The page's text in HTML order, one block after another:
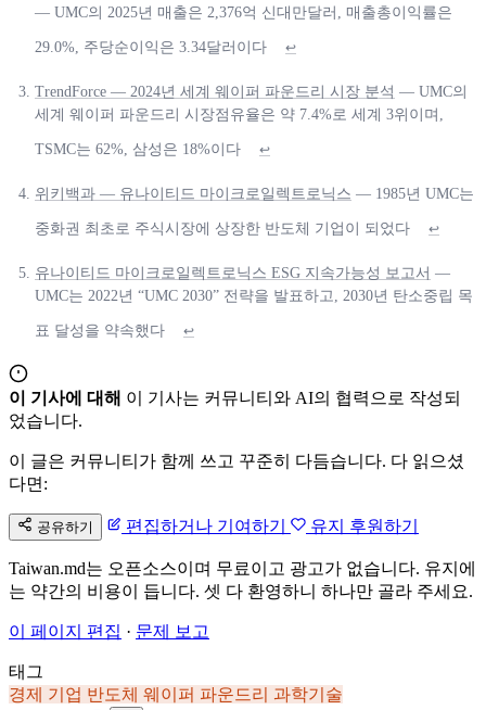
— UMC의 2025년 매출은 2,376억 신대만달러, 매출총이익률은
29.0%, 주당순이익은 3.34달러이다 ↩
TrendForce — 2024년 세계 웨이퍼 파운드리 시장 분석 — UMC의
세계 웨이퍼 파운드리 시장점유율은 약 7.4%로 세계 3위이며,
TSMC는 62%, 삼성은 18%이다 ↩
위키백과 — 유나이티드 마이크로일렉트로닉스 — 1985년 UMC는
중화권 최초로 주식시장에 상장한 반도체 기업이 되었다 ↩
유나이티드 마이크로일렉트로닉스 ESG 지속가능성 보고서 —
UMC는 2022년 “UMC 2030” 전략을 발표하고, 2030년 탄소중립 목
표 달성을 약속했다 ↩
이 기사에 대해 이 기사는 커뮤니티와 AI의 협력으로 작성되
었습니다.
이 글은 커뮤니티가 함께 쓰고 꾸준히 다듬습니다. 다 읽으셨
다면:
공유하기 편집하거나 기여하기 유지 후원하기
Taiwan.md는 오픈소스이며 무료이고 광고가 없습니다. 유지에
는 약간의 비용이 듭니다. 셋 다 환영하니 하나만 골라 주세요.
이 페이지 편집 · 문제 보고
태그
경제 기업 반도체 웨이퍼 파운드리 과학기술